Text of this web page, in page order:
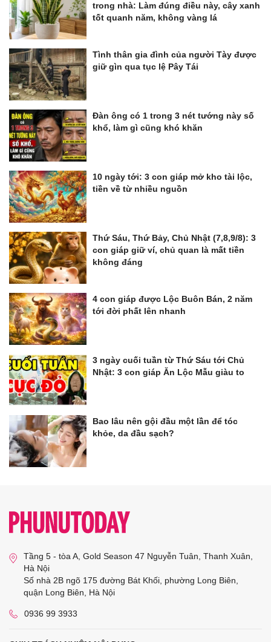
trong nhà: Làm đúng điều này, cây xanh
tốt quanh năm, không vàng lá
Tình thân gia đình của người Tày được
giữ gìn qua tục lệ Pây Tái
Đàn ông có 1 trong 3 nét tướng này số
khổ, làm gì cũng khó khăn
10 ngày tới: 3 con giáp mở kho tài lộc,
tiền về từ nhiều nguồn
Thứ Sáu, Thứ Bảy, Chủ Nhật (7,8,9/8): 3
con giáp giữ ví, chủ quan là mất tiền
không đáng
4 con giáp được Lộc Buôn Bán, 2 năm
tới đời phất lên nhanh
3 ngày cuối tuần từ Thứ Sáu tới Chủ
Nhật: 3 con giáp Ăn Lộc Mẫu giàu to
Bao lâu nên gội đầu một lần để tóc
khỏe, da đầu sạch?
Tầng 5 - tòa A, Gold Season 47 Nguyễn Tuân, Thanh Xuân,
Hà Nội
Số nhà 2B ngõ 175 đường Bát Khối, phường Long Biên,
quận Long Biên, Hà Nội
0936 99 3933